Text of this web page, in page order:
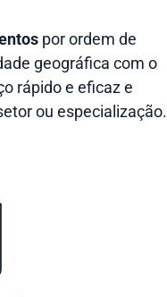
por ordem de
geográfica com o
rápido e eficaz e
ou especialização.